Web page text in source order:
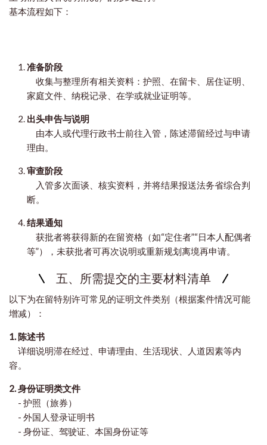
基本流程如下：
准备阶段
收集与整理所有相关资料：护照、在留卡、居住证明、
家庭文件、纳税记录、在学或就业证明等。
出头申告与说明
由本人或代理行政书士前往入管，陈述滞留经过与申请
理由。
审查阶段
入管多次面谈、核实资料，并将结果报送法务省综合判
断。
结果通知
获批者将获得新的在留资格（如“定住者”“日本人配偶者
等”），未获批者可再次说明或重新规划离境再申请。
五、所需提交的主要材料清单
以下为在留特别许可常见的证明文件类别（根据案件情况可能
增减）：
1. 陈述书
详细说明滞在经过、申请理由、生活现状、人道因素等内
容。
2. 身份证明类文件
- 护照（旅券）
- 外国人登录证明书
- 身份证、驾驶证、本国身份证等